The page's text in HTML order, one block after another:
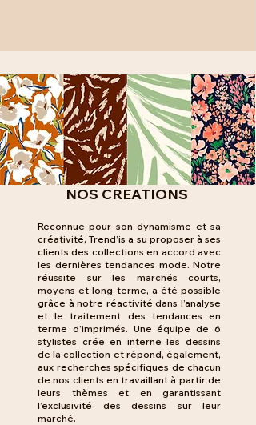
NOS CREATIONS
Reconnue pour son dynamisme et sa
créativité, Trend’is a su proposer à ses
clients des collections en accord avec
les dernières tendances mode. Notre
réussite sur les marchés courts,
moyens et long terme, a été possible
grâce à notre réactivité dans l’analyse
et le traitement des tendances en
terme d’imprimés. Une équipe de 6
stylistes crée en interne les dessins
de la collection et répond, également,
aux recherches spécifiques de chacun
de nos clients en travaillant à partir de
leurs thèmes et en garantissant
l’exclusivité des dessins sur leur
marché.